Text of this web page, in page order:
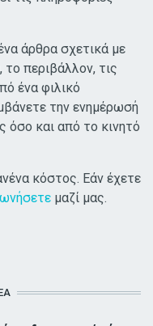
άρθρα σχετικά με
το περιβάλλον, τις
ένα φιλικό
την ενημέρωσή
όσο και από το κινητό
κόστος. Εάν έχετε
μαζί μας.